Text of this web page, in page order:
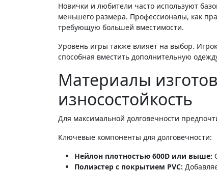
Новички и любители часто используют
меньшего размера. Профессионалы, как
требующую большей вместимости.
Уровень игры также влияет на выбор.
способная вместить дополнительную
Материалы
износостойкость
Для максимальной долговечности
Ключевые компоненты для долговечности:
Нейлон плотностью 600D или выше:
Полиэстер с покрытием PVC: